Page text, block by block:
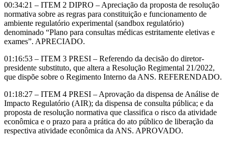
00:34:21 – ITEM 2 DIPRO – Apreciação da proposta de resolução
normativa sobre as regras para constituição e funcionamento de
ambiente regulatório experimental (sandbox regulatório)
denominado “Plano para consultas médicas estritamente eletivas e
exames”. APRECIADO.
01:16:53 – ITEM 3 PRESI – Referendo da decisão do diretor-
presidente substituto, que altera a Resolução Regimental 21/2022,
que dispõe sobre o Regimento Interno da ANS. REFERENDADO.
01:18:27 – ITEM 4 PRESI – Aprovação da dispensa de Análise de
Impacto Regulatório (AIR); da dispensa de consulta pública; e da
proposta de resolução normativa que classifica o risco da atividade
econômica e o prazo para a prática do ato público de liberação da
respectiva atividade econômica da ANS. APROVADO.